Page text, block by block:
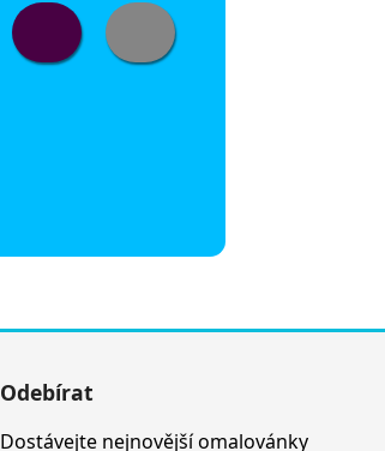
Odebírat
Dostávejte nejnovější omalovánky